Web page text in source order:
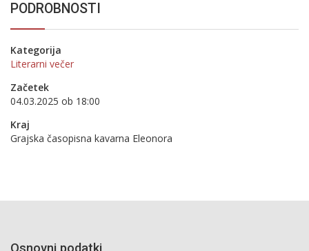
PODROBNOSTI
Kategorija
Literarni večer
Začetek
04.03.2025 ob 18:00
Kraj
Grajska časopisna kavarna Eleonora